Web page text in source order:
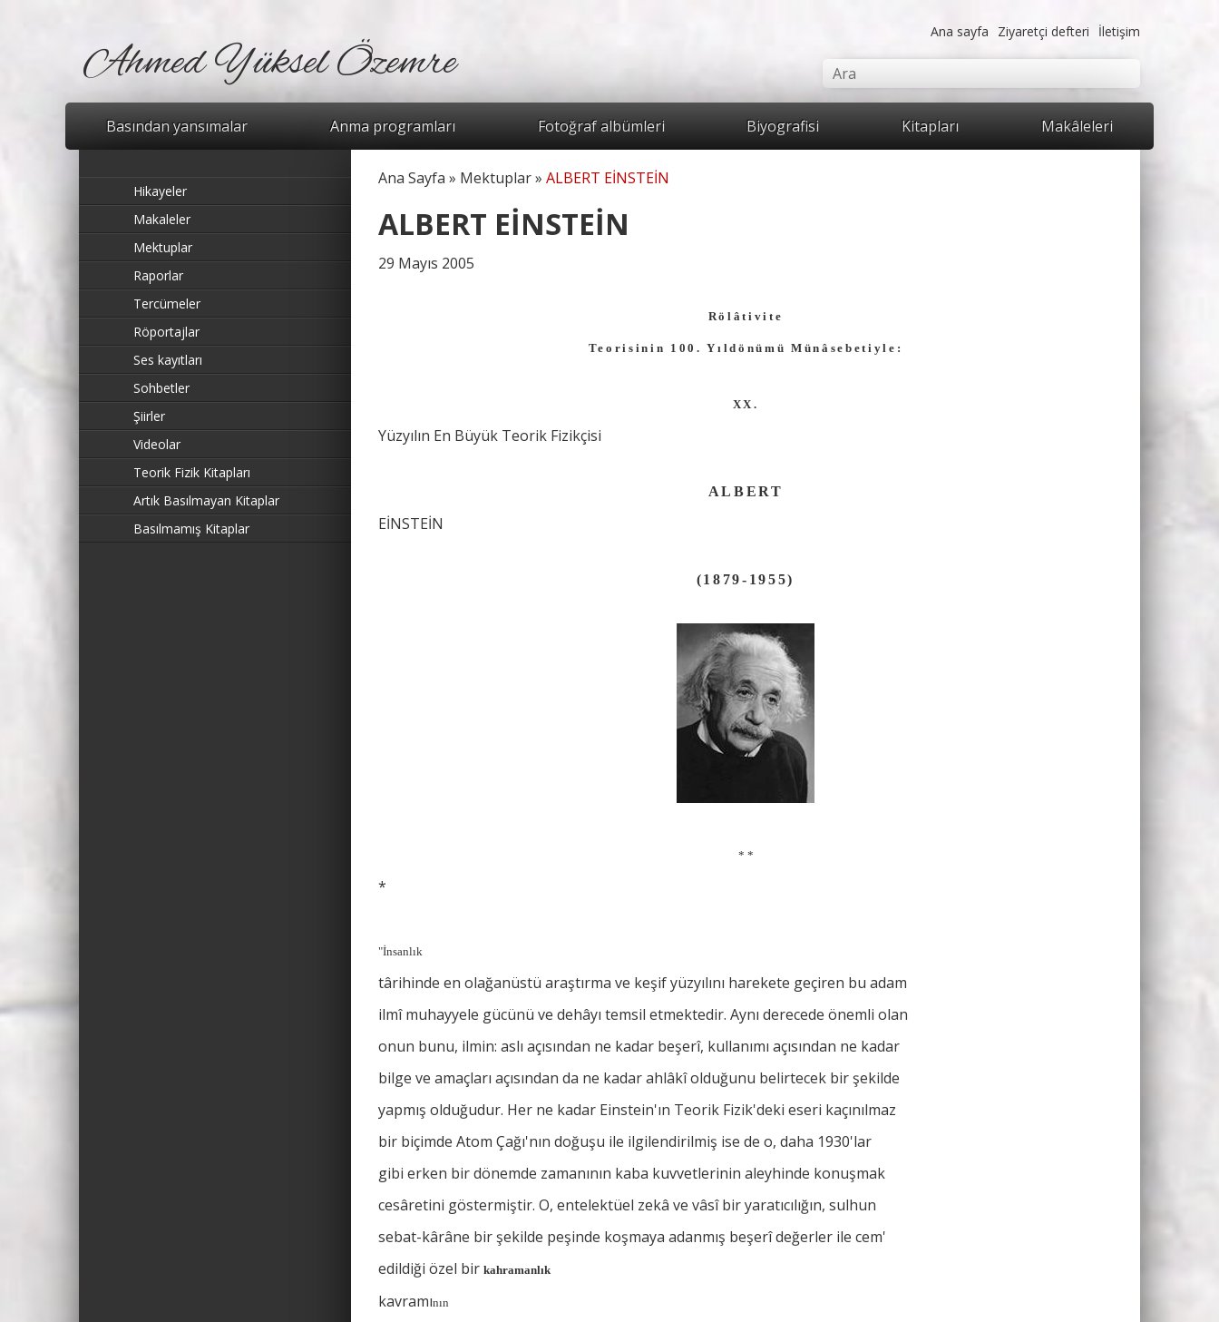
Ahmed Yüksel Özemre
Ana sayfa Ziyaretçi defteri İletişim
Ara
Basından yansımalar Anma programları Fotoğraf albümleri Biyografisi Kitapları Makâleleri
Hikayeler
Makaleler
Mektuplar
Raporlar
Tercümeler
Röportajlar
Ses kayıtları
Sohbetler
Şiirler
Videolar
Teorik Fizik Kitapları
Artık Basılmayan Kitaplar
Basılmamış Kitaplar
Buradasınız
Ana Sayfa » Mektuplar» ALBERT EİNSTEİN
ALBERT EİNSTEİN
29 Mayıs 2005
Rölâtivite
Teorisinin 100. Yıldönümü Münâsebetiyle:
XX.
Yüzyılın En Büyük Teorik Fizikçisi
ALBERT
EİNSTEİN
(1879-1955)
* *
*
"İnsanlık
târihinde en olağanüstü araştırma ve keşif yüzyılını harekete geçiren bu adam
ilmî muhayyele gücünü ve dehâyı temsil etmektedir. Aynı derecede önemli olan
onun bunu, ilmin: aslı açısından ne kadar beşerî, kullanımı açısından ne kadar
bilge ve amaçları açısından da ne kadar ahlâkî olduğunu belirtecek bir şekilde
yapmış olduğudur. Her ne kadar Einstein'ın Teorik Fizik'deki eseri kaçınılmaz
bir biçimde Atom Çağı'nın doğuşu ile ilgilendirilmiş ise de o, daha 1930'lar
gibi erken bir dönemde zamanının kaba kuvvetlerinin aleyhinde konuşmak
cesâretini göstermiştir. O, entelektüel zekâ ve vâsî bir yaratıcılığın, sulhun
sebat-kârâne bir şekilde peşinde koşmaya adanmış beşerî değerler ile cem'
edildiği özel bir kahramanlık
kavramının